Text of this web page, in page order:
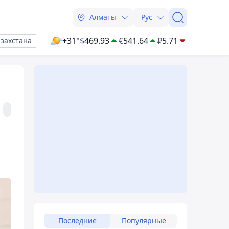
Алматы Рус
+31°$469.93 €541.64 ₽5.71
Последние Популярные